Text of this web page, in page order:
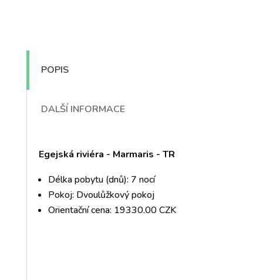
POPIS
DALŠÍ INFORMACE
Egejská riviéra - Marmaris - TR
Délka pobytu (dnů): 7 nocí
Pokoj: Dvoulůžkový pokoj
Orientační cena: 19330.00 CZK